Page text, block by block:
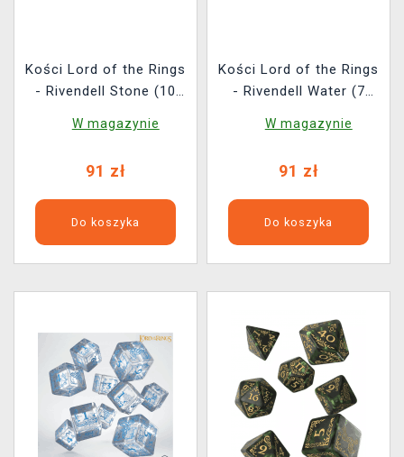
Kości Lord of the Rings
- Rivendell Stone (10
W magazynie
91 zł
Do koszyka
Kości Lord of the Rings
- Rivendell Water (7
W magazynie
91 zł
Do koszyka